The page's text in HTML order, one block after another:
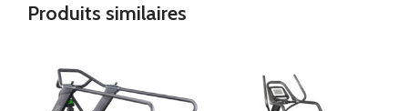
Produits similaires